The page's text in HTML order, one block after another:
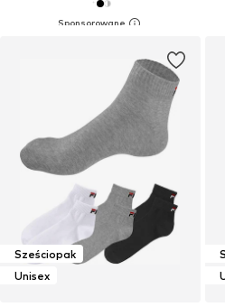
Sześciopak
Unisex